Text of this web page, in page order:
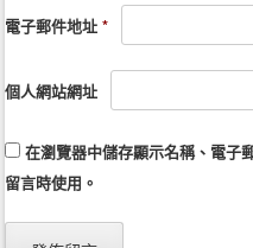
電子郵件地址*
個人網站網址
在瀏覽器中儲存顯示名稱、電子
留言時使用。